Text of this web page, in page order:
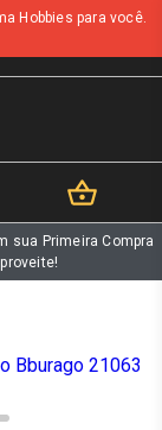
Hobbies para você.
sua Primeira Compra